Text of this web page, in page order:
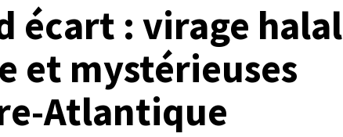
écart : virage halal
et mystérieuses
Atlantique